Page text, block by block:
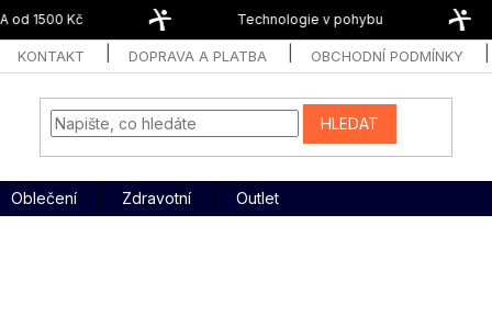
1500 Kč Technologie v pohybu
KONTAKT DOPRAVA A PLATBA OBCHODNÍ PODMÍNKY
HLEDAT
Oblečení Zdravotní Outlet